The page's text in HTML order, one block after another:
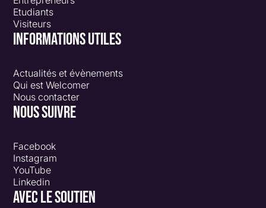
Etudiants
Visiteurs
INFORMATIONS UTILES
Actualités et évènements
Qui est Welcomer
Nous contacter
NOUS SUIVRE
Facebook
Instagram
YouTube
Linkedin
AVEC LE SOUTIEN